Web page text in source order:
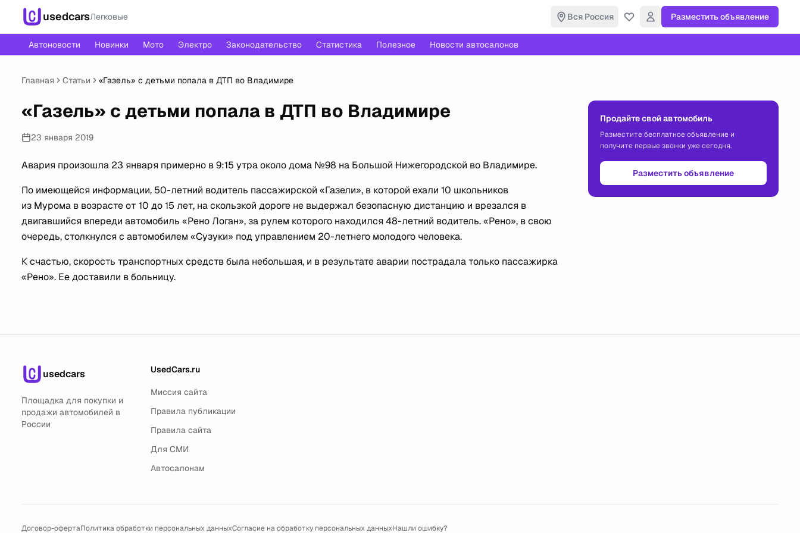
usedcarsЛегковые Вся Россия Разместить объявление
Автоновости Новинки Мото Электро Законодательство Статистика Полезное Новости автосалонов
Главная Статьи «Газель» с детьми попала в ДТП во Владимире
«Газель» с детьми попала в ДТП во Владимире
23 января 2019
Авария произошла 23 января примерно в 9:15 утра около дома №98 на Большой Нижегородской во Владимире.
По имеющейся информации, 50-летний водитель пассажирской «Газели», в которой ехали 10 школьников
из Мурома в возрасте от 10 до 15 лет, на скользкой дороге не выдержал безопасную дистанцию и врезался в
двигавшийся впереди автомобиль «Рено Логан», за рулем которого находился 48-летний водитель. «Рено», в свою
очередь, столкнулся с автомобилем «Сузуки» под управлением 20-летнего молодого человека.
К счастью, скорость транспортных средств была небольшая, и в результате аварии пострадала только пассажирка
«Рено». Ее доставили в больницу.
Продайте свой автомобиль
Разместите бесплатное объявление и
получите первые звонки уже сегодня.
Разместить объявление
usedcars
Площадка для покупки и
продажи автомобилей в
России
UsedCars.ru
Миссия сайта
Правила публикации
Правила сайта
Для СМИ
Автосалонам
Договор-офертаПолитика обработки персональных данныхСогласие на обработку персональных данныхНашли ошибку?